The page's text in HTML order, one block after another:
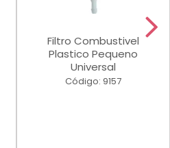
Filtro Combustivel
Plastico Pequeno
Universal
Código: 9157